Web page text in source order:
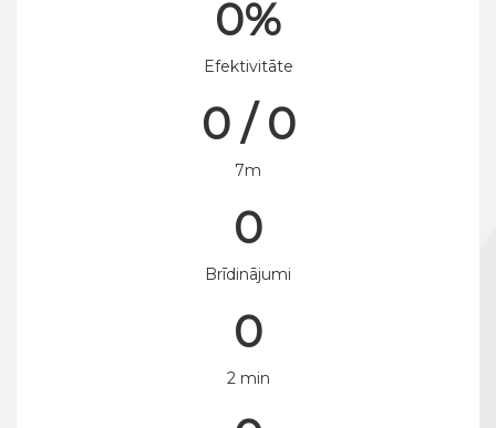
0%
Efektivitāte
0 / 0
7m
0
Brīdinājumi
0
2 min